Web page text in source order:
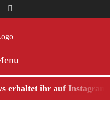
erhaltet ihr auf